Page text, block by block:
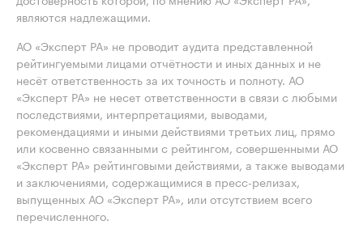
являются надлежащими.
АО «Эксперт РА» не проводит аудита представленной
рейтингуемыми лицами отчётности и иных данных и не
несёт ответственность за их точность и полноту. АО
«Эксперт РА» не несет ответственности в связи с любыми
последствиями, интерпретациями, выводами,
рекомендациями и иными действиями третьих лиц, прямо
или косвенно связанными с рейтингом, совершенными АО
«Эксперт РА» рейтинговыми действиями, а также выводами
и заключениями, содержащимися в пресс-релизах,
выпущенных АО «Эксперт РА», или отсутствием всего
перечисленного.